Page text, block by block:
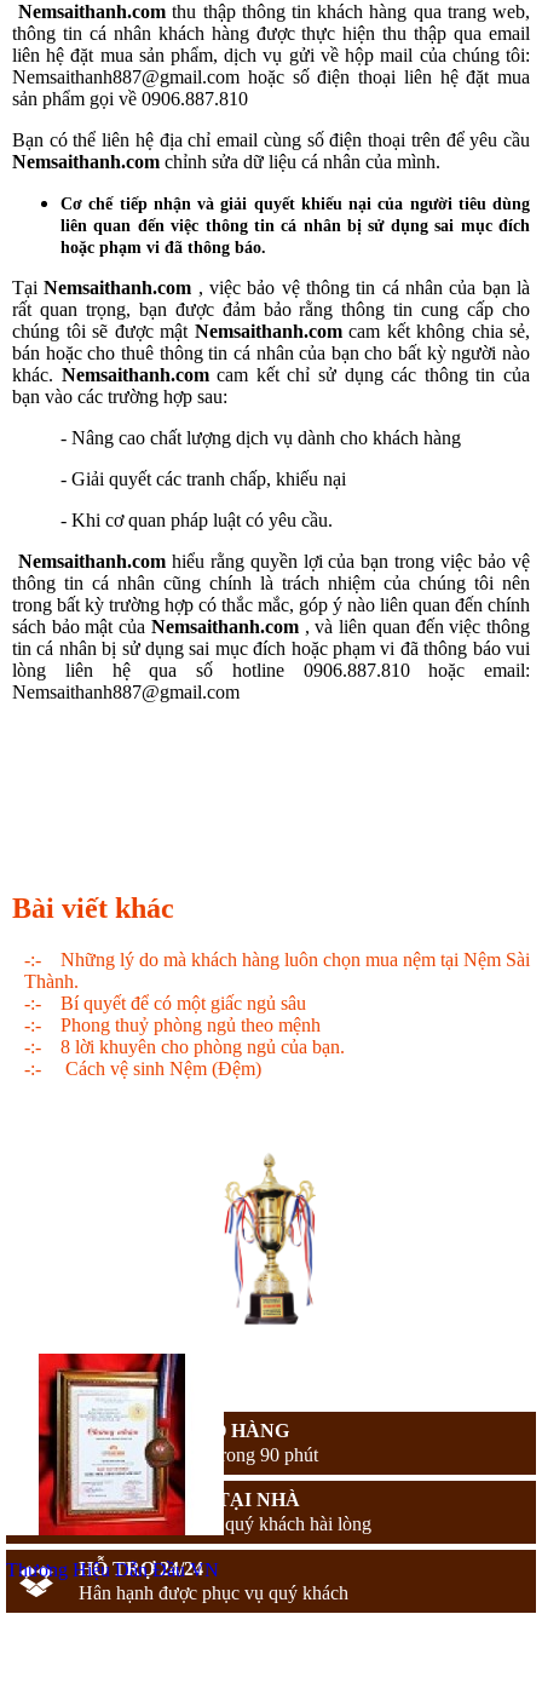
Nemsaithanh.comthu thập thông tin khách hàng qua trang web,
thông tin cá nhân khách hàng được thực hiện thu thập qua email
liên hệ đặt mua sản phẩm, dịch vụ gửi về hộp mail của chúng tôi:
Nemsaithanh887@gmail.com hoặc số điện thoại liên hệ đặt mua
sản phẩm gọi về 0906.887.810
Bạn có thể liên hệ địa chỉ email cùng số điện thoại trên để yêu cầu
Nemsaithanh.com chỉnh sửa dữ liệu cá nhân của mình.
Cơ chế tiếp nhận và giải quyết khiếu nại của người tiêu dùng
liên quan đến việc thông tin cá nhân bị sử dụng sai mục đích
hoặc phạm vi đã thông báo.
TạiNemsaithanh.com , việc bảo vệ thông tin cá nhân của bạn là
rất quan trọng, bạn được đảm bảo rằng thông tin cung cấp cho
chúng tôi sẽ được mật Nemsaithanh.com cam kết không chia sẻ,
bán hoặc cho thuê thông tin cá nhân của bạn cho bất kỳ người nào
khác. Nemsaithanh.comcam kết chỉ sử dụng các thông tin của
bạn vào các trường hợp sau:
- Nâng cao chất lượng dịch vụ dành cho khách hàng
- Giải quyết các tranh chấp, khiếu nại
- Khi cơ quan pháp luật có yêu cầu.
Nemsaithanh.com hiểu rằng quyền lợi của bạn trong việc bảo vệ
thông tin cá nhân cũng chính là trách nhiệm của chúng tôi nên
trong bất kỳ trường hợp có thắc mắc, góp ý nào liên quan đến chính
sách bảo mật của Nemsaithanh.com , và liên quan đến việc thông
tin cá nhân bị sử dụng sai mục đích hoặc phạm vi đã thông báo vui
lòng liên hệ qua số hotline 0906.887.810 hoặc email:
Nemsaithanh887@gmail.com
Bài viết khác
-:- Những lý do mà khách hàng luôn chọn mua nệm tại Nệm Sài
Thành.
-:- Bí quyết để có một giấc ngủ sâu
-:- Phong thuỷ phòng ngủ theo mệnh
-:- 8 lời khuyên cho phòng ngủ của bạn.
-:-
Cách vệ sinh Nệm (Đệm)
Thương Hiệu Dẫn Đầu VN
MIỄN PHÍ GIAO HÀNG
Giao hàng nhanh trong 90 phút
THANH TOÁN TẠI NHÀ
Chỉ thanh toán khi quý khách hài lòng
HỖ TRỢ 24/24
Hân hạnh được phục vụ quý khách